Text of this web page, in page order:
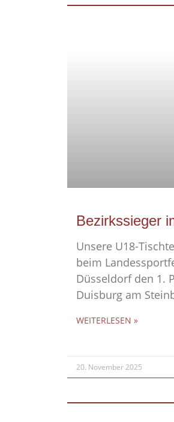
Bezirkssieger
Unsere U18-
beim
Düsseldorf den 1.
Duisburg am
WEITERLESEN »
20. November 2025